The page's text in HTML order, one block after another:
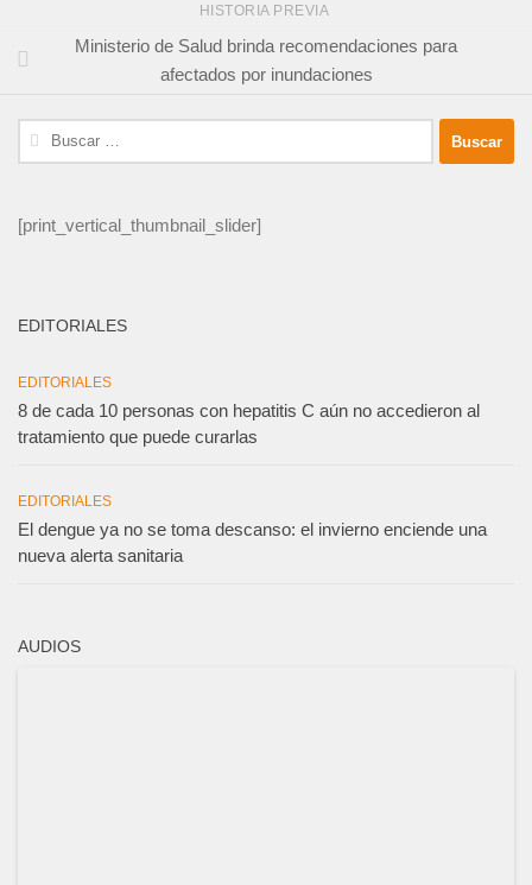
HISTORIA PREVIA
Ministerio de Salud brinda recomendaciones para
afectados por inundaciones
Buscar:
[print_vertical_thumbnail_slider]
EDITORIALES
EDITORIALES
8 de cada 10 personas con hepatitis C aún no accedieron al
tratamiento que puede curarlas
EDITORIALES
El dengue ya no se toma descanso: el invierno enciende una
nueva alerta sanitaria
AUDIOS